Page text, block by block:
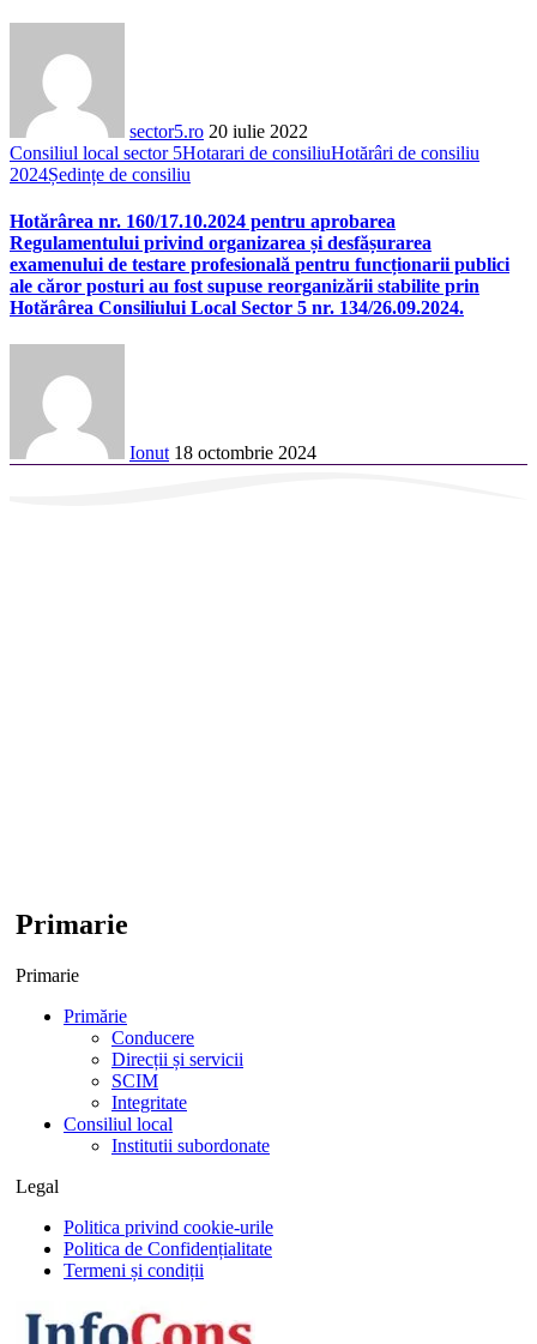
sector5.ro 20 iulie 2022
Consiliul local sector 5Hotarari de consiliuHotărâri de consiliu
2024Ședințe de consiliu
Hotărârea nr. 160/17.10.2024 pentru aprobarea
Regulamentului privind organizarea și desfășurarea
examenului de testare profesională pentru funcționarii publici
ale căror posturi au fost supuse reorganizării stabilite prin
Hotărârea Consiliului Local Sector 5 nr. 134/26.09.2024.
Ionut 18 octombrie 2024
Primarie
Primarie
Primărie
Conducere
Direcții și servicii
SCIM
Integritate
Consiliul local
Institutii subordonate
Legal
Politica privind cookie-urile
Politica de Confidențialitate
Termeni și condiții